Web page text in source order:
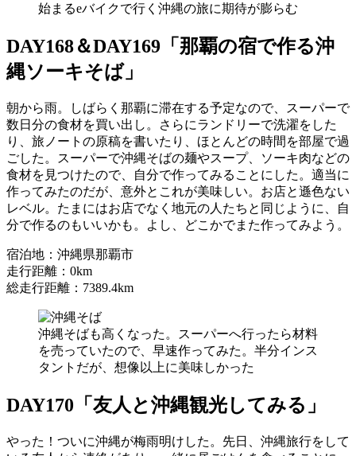
始まるeバイクで行く沖縄の旅に期待が膨らむ
DAY168＆DAY169「那覇の宿で作る沖
縄ソーキそば」
朝から雨。しばらく那覇に滞在する予定なので、スーパーで
数日分の食材を買い出し。さらにランドリーで洗濯をした
り、旅ノートの原稿を書いたり、ほとんどの時間を部屋で過
ごした。スーパーで沖縄そばの麺やスープ、ソーキ肉などの
食材を見つけたので、自分で作ってみることにした。適当に
作ってみたのだが、意外とこれが美味しい。お店と遜色ない
レベル。たまにはお店でなく地元の人たちと同じように、自
分で作るのもいいかも。よし、どこかでまた作ってみよう。
宿泊地：沖縄県那覇市
走行距離：0km
総走行距離：7389.4km
沖縄そばも高くなった。スーパーへ行ったら材料
を売っていたので、早速作ってみた。半分インス
タントだが、想像以上に美味しかった
DAY170「友人と沖縄観光してみる」
やった！ついに沖縄が梅雨明けした。先日、沖縄旅行をして